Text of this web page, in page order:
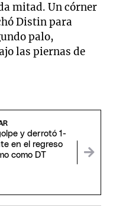
mitad. Un córner
Distin para
palo,
las piernas de
y derrotó 1-
en el regreso
como DT